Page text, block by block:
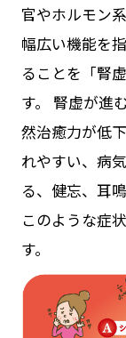
官やホルモン
幅広い機能を
ることを「腎
す。 腎虚が進
然治癒力が低
れやすい、病
る、健忘、耳
このような症
す。